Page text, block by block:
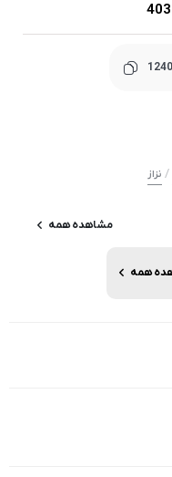
/ نزاز
مشاهده همه
همه